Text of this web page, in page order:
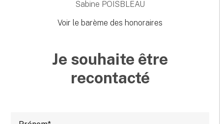
Sabine POISBLEAU
Voir le barème des honoraires
Je souhaite être
recontacté